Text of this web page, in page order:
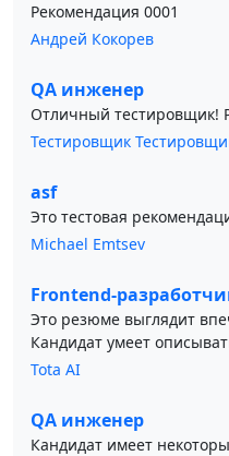
Рекомендация 0001
Андрей Кокорев
QA инженер
Отличный тестировщик!
Тестировщик
asf
Это тестовая
Michael Emtsev
Frontend-
Это резюме выглядит
Кандидат умеет
Tota AI
QA инженер
Кандидат имеет